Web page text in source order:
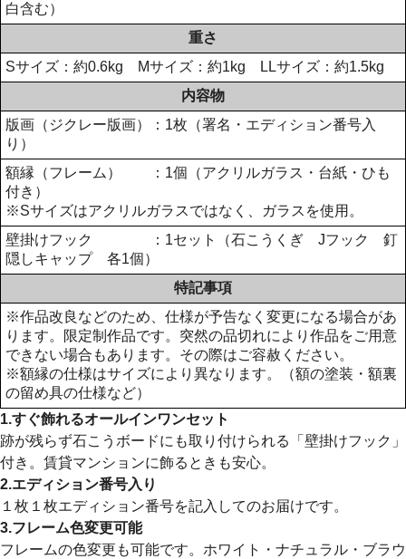
白含む）
重さ
Sサイズ：約0.6kg Mサイズ：約1kg LLサイズ：約1.5kg
内容物
版画（ジクレー版画）：1枚（署名・エディション番号入
り）
額縁（フレーム） ：1個（アクリルガラス・台紙・ひも
付き）
※Sサイズはアクリルガラスではなく、ガラスを使用。
壁掛けフック ：1セット（石こうくぎ Jフック 釘
隠しキャップ 各1個）
特記事項
※作品改良などのため、仕様が予告なく変更になる場合があ
ります。限定制作品です。突然の品切れにより作品をご用意
できない場合もあります。その際はご容赦ください。
※額縁の仕様はサイズにより異なります。（額の塗装・額裏
の留め具の仕様など）
1.すぐ飾れるオールインワンセット
跡が残らず石こうボードにも取り付けられる「壁掛けフック」
付き。賃貸マンションに飾るときも安心。
2.エディション番号入り
１枚１枚エディション番号を記入してのお届けです。
3.フレーム色変更可能
フレームの色変更も可能です。ホワイト・ナチュラル・ブラウ